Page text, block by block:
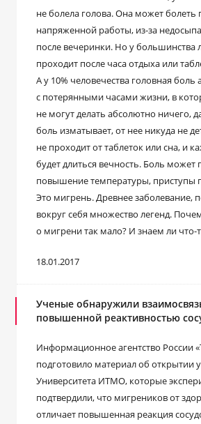
не болела голова. Она может болеть
напряженной работы, из-за
после вечеринки. Но у большинства
проходит после часа отдыха или
А у 10% человечества головная боль
с потерянными часами жизни, в
не могут делать абсолютно ничего,
боль изматывает, от нее никуда не
не проходит от таблеток или сна, и
будет длиться вечность. Боль может
повышение температуры, приступы
Это мигрень. Древнее заболевание,
вокруг себя множество легенд.
о мигрени так мало? И знаем ли
18.01.2017
Ученые обнаружили
повышенной реактивностью
Информационное агентство России
подготовило материал об открытии
Университета ИТМО, которые
подтвердили, что мигреников от
отличает повышенная реакция